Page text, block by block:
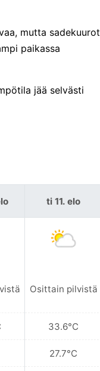
mutta sadekuurot
paikassa
jää selvästi
ti 11. elo
Osittain pilvistä
33.6°C
27.7°C